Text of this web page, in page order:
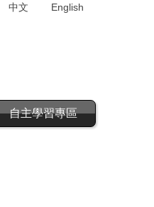
中文 English
自主學習專區